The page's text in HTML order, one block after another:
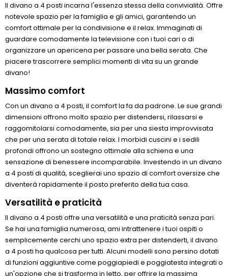
Il divano a 4 posti incarna l'essenza stessa della convivialità. Offre
notevole spazio per la famiglia e gli amici, garantendo un
comfort ottimale per la condivisione e il relax. Immaginati di
guardare comodamente la televisione con i tuoi cari o di
organizzare un apericena per passare una bella serata. Che
piacere trascorrere semplici momenti di vita su un grande
divano!
Massimo comfort
Con un divano a 4 posti, il comfort la fa da padrone. Le sue grandi
dimensioni offrono molto spazio per distendersi, rilassarsi e
raggomitolarsi comodamente, sia per una siesta improvvisata
che per una serata di totale relax. I morbidi cuscini e i sedili
profondi offrono un sostegno ottimale alla schiena e una
sensazione di benessere incomparabile. Investendo in un divano
a 4 posti di qualità, sceglierai uno spazio di comfort oversize che
diventerà rapidamente il posto preferito della tua casa.
Versatilità e praticità
Il divano a 4 posti offre una versatilità e una praticità senza pari.
Se hai una famiglia numerosa, ami intrattenere i tuoi ospiti o
semplicemente cerchi uno spazio extra per distenderti, il divano
a 4 posti ha qualcosa per tutti. Alcuni modelli sono persino dotati
di funzioni aggiuntive come poggiapiedi e poggiatesta integrati o
un'opzione che si trasforma in letto, per offrire la massima